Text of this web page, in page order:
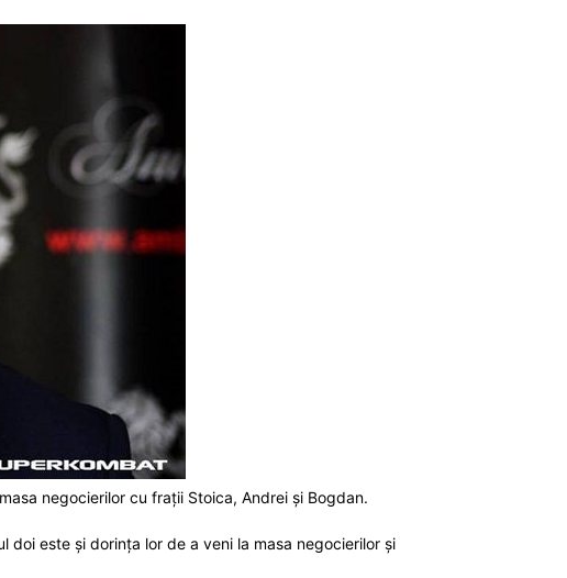
negocierilor cu frații Stoica, Andrei și Bogdan.
este și dorința lor de a veni la masa negocierilor și